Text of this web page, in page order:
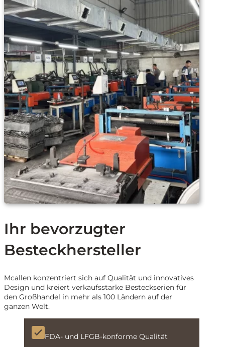
Ihr bevorzugter
Besteckhersteller
Mcallen konzentriert sich auf Qualität und innovatives
Design und kreiert verkaufsstarke Besteckserien für
den Großhandel in mehr als 100 Ländern auf der
ganzen Welt.
FDA- und LFGB-konforme Qualität